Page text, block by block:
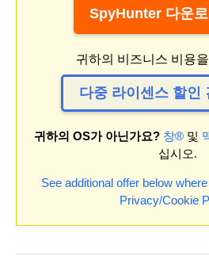
SpyHunter 다운
귀하의 비즈니스 비용
다중 라이센스 할인
귀하의 OS가 아닌가요? 창® 및
십시오.
See additional offer below
Privacy/Cookie